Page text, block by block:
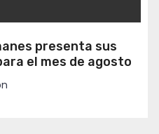
presenta sus
el mes de agosto